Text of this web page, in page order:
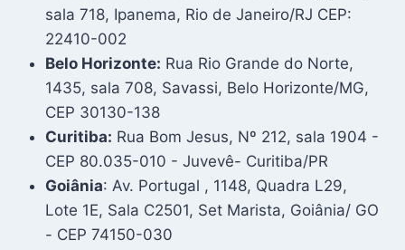
sala 718, Ipanema, Rio de Janeiro/RJ CEP:
22410-002
Belo Horizonte: Rua Rio Grande do Norte,
1435, sala 708, Savassi, Belo Horizonte/MG,
CEP 30130-138
Curitiba: Rua Bom Jesus, Nº 212, sala 1904 -
CEP 80.035-010 - Juvevê- Curitiba/PR
Goiânia: Av. Portugal , 1148, Quadra L29,
Lote 1E, Sala C2501, Set Marista, Goiânia/ GO
- CEP 74150-030